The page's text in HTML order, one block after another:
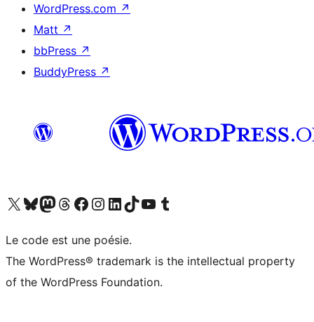
WordPress.com ↗
Matt ↗
bbPress ↗
BuddyPress ↗
Visit our X (formerly Twitter) account
Visitez notre compte Bluesky
Visit our Mastodon account
Visitez notre compte Threads
Visit our Facebook page
Visit our Instagram account
Visit our LinkedIn account
Visitez notre compte TikTok
Visit our YouTube channel
Visitez notre compte Tumblr
Le code est une poésie.
The WordPress® trademark is the intellectual property
of the WordPress Foundation.